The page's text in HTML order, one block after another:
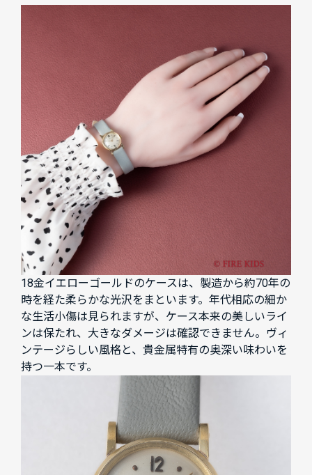
18金イエローゴールドのケースは、製造から約70年の
時を経た柔らかな光沢をまといます。年代相応の細か
な生活小傷は見られますが、ケース本来の美しいライ
ンは保たれ、大きなダメージは確認できません。ヴィ
ンテージらしい風格と、貴金属特有の奥深い味わいを
持つ一本です。